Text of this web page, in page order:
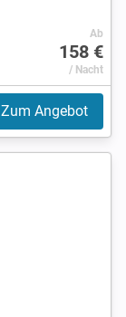
Ab
158 €
/ Nacht
Zum Angebot